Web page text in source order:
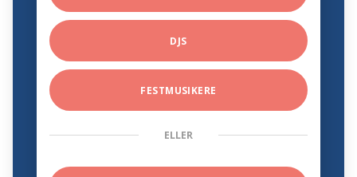
DJS
FESTMUSIKERE
ELLER